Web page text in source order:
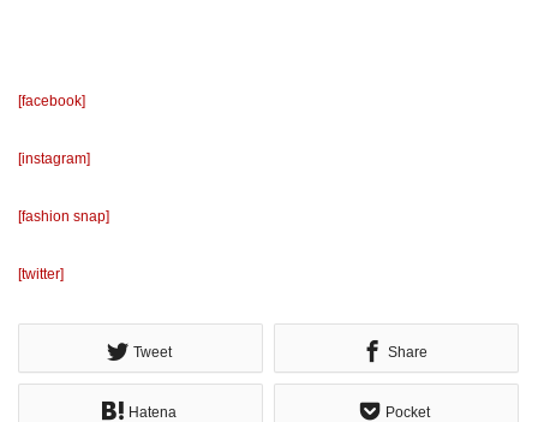
[facebook]
[instagram]
[fashion snap]
[twitter]
Tweet Share
Hatena Pocket